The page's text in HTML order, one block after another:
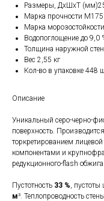
Размеры, ДхШхТ
Марка прочности М175
Марка
Водопоглощение до 9,0
Толщина наружной
Вес 2,55 кг
Кол-во в упаковке 448
Описание
Уникальный серо-черно-
поверхность.
торкретированием
компонентами и
редукционного-flash обжига.
Пустотность 33 %,
м³. Теплопроводность